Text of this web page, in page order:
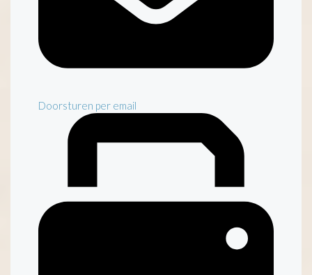
Doorsturen per email